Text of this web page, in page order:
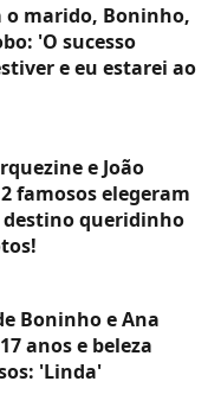
o marido, Boninho,
'O sucesso
e eu estarei ao
e João
famosos elegeram
destino queridinho
Boninho e Ana
anos e beleza
'Linda'